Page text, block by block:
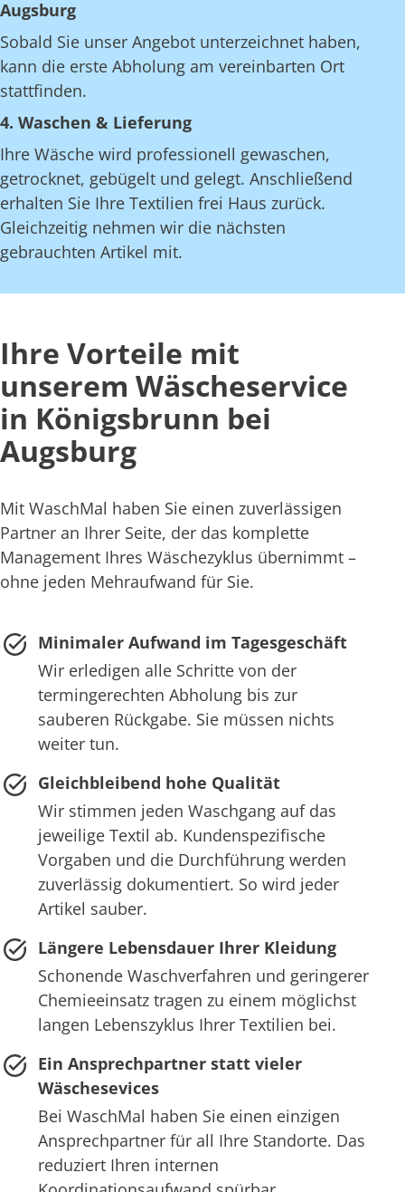
Augsburg
Sobald Sie unser Angebot unterzeichnet haben,
kann die erste Abholung am vereinbarten Ort
stattfinden.
4. Waschen & Lieferung
Ihre Wäsche wird professionell gewaschen,
getrocknet, gebügelt und gelegt. Anschließend
erhalten Sie Ihre Textilien frei Haus zurück.
Gleichzeitig nehmen wir die nächsten
gebrauchten Artikel mit.
Ihre Vorteile mit
unserem Wäscheservice
in Königsbrunn bei
Augsburg
Mit WaschMal haben Sie einen zuverlässigen
Partner an Ihrer Seite, der das komplette
Management Ihres Wäschezyklus übernimmt –
ohne jeden Mehraufwand für Sie.
Minimaler Aufwand im Tagesgeschäft
Wir erledigen alle Schritte von der
termingerechten Abholung bis zur
sauberen Rückgabe. Sie müssen nichts
weiter tun.
Gleichbleibend hohe Qualität
Wir stimmen jeden Waschgang auf das
jeweilige Textil ab. Kundenspezifische
Vorgaben und die Durchführung werden
zuverlässig dokumentiert. So wird jeder
Artikel sauber.
Längere Lebensdauer Ihrer Kleidung
Schonende Waschverfahren und geringerer
Chemieeinsatz tragen zu einem möglichst
langen Lebenszyklus Ihrer Textilien bei.
Ein Ansprechpartner statt vieler
Wäschesevices
Bei WaschMal haben Sie einen einzigen
Ansprechpartner für all Ihre Standorte. Das
reduziert Ihren internen